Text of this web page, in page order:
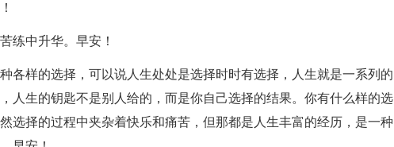
练中升华。早安！
各样的选择，可以说人生处处是选择时时有选择，人生就是一系列的
人生的钥匙不是别人给的，而是你自己选择的结果。你有什么样的选
选择的过程中夹杂着快乐和痛苦，但那都是人生丰富的经历，是一种